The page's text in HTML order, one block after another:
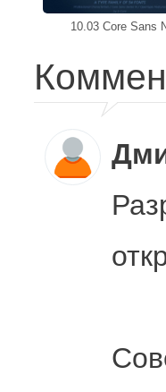
10.03 Core Sans